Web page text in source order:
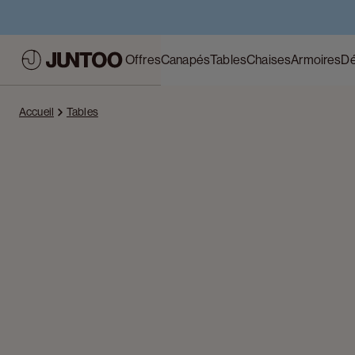
OffresCanapésTablesChaisesArmoires
Accueil Tables